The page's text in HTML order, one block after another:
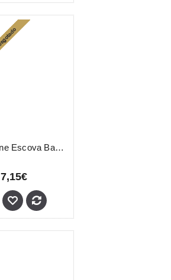
Barber Line Escova Barbeiro 0599 Eurostil
7,15€